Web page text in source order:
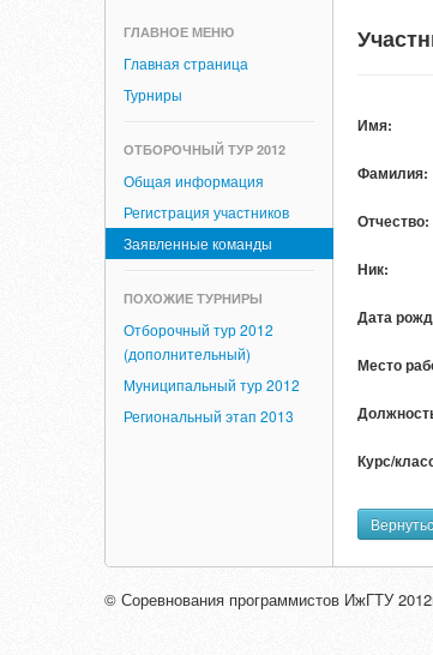
ГЛАВНОЕ МЕНЮ
Главная страница
Турниры
ОТБОРОЧНЫЙ ТУР 2012
Общая информация
Регистрация участников
Заявленные команды
ПОХОЖИЕ ТУРНИРЫ
Отборочный тур 2012
(дополнительный)
Муниципальный тур 2012
Региональный этап 2013
Имя:
Фамилия:
Отчество:
Ник:
Дата
Место
Курс/
© Соревнования программистов ИжГТУ